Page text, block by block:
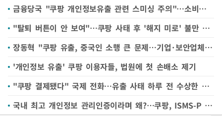
금융당국 "쿠팡 개인정보유출 관련 스미싱 주의"…소비자경보
"탈퇴 버튼이 안 보여"…쿠팡 사태 후 '해지 미로' 불만 속출
장동혁 "쿠팡 유출, 중국인 소행 큰 문제…기업·보안업체 외국인 현황 분석 착수"
'개인정보 유출' 쿠팡 이용자들, 법원에 첫 손배소 제기
"쿠팡 결제됐다" 국제 전화…유출 사태 하루 전 수상한 연락
국내 최고 개인정보 관리인증이라며 왜?…쿠팡, ISMS-P 취득 후 4번째 유출사고